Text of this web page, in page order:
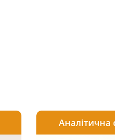
Аналітична